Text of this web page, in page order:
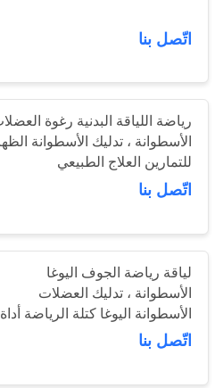
ملابس
15
اليوغا
حقيبة
اتّصل بنا
رياضة اللياقة البدنية رغوة
الأسطوانة ، تدليك الأسطوانة
للتمارين العلاج الطبيعي
اتّصل بنا
لياقة رياضة الجوف اليوغا
الأسطوانة ، تدليك العضلات
الأسطوانة اليوغا كتلة الرياضة أداة
اتّصل بنا